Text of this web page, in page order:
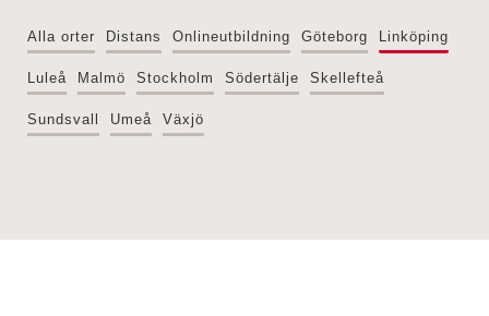
Alla orter Distans Onlineutbildning Göteborg Linköping
Luleå Malmö Stockholm Södertälje Skellefteå
Sundsvall Umeå Växjö